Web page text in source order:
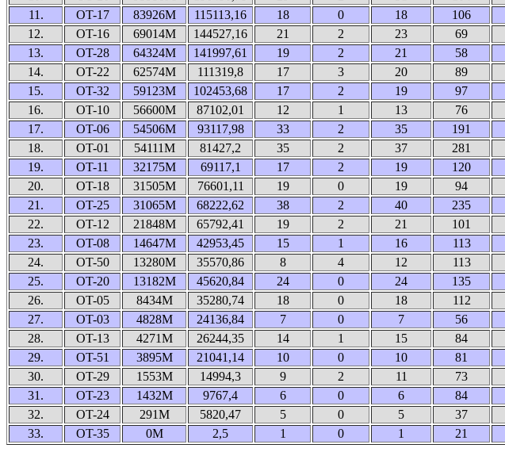
11.
OT-17 83926M 115113,16 18 0 18 106
12.
OT-16 69014M 144527,16 21 2 23 69
13.
OT-28 64324M 141997,61 19 2 21 58
14.
OT-22 62574M 111319,8 17 3 20 89
15.
OT-32 59123M 102453,68 17 2 19 97
16.
OT-10 56600M 87102,01 12 1 13 76
17.
OT-06 54506M 93117,98 33 2 35 191
18.
OT-01 54111M 81427,2 35 2 37 281
19.
OT-11 32175M 69117,1 17 2 19 120
20.
OT-18 31505M 76601,11 19 0 19 94
21.
OT-25 31065M 68222,62 38 2 40 235
22.
OT-12 21848M 65792,41 19 2 21 101
23.
OT-08 14647M 42953,45 15 1 16 113
24.
OT-50 13280M 35570,86 8 4 12 113
25.
OT-20 13182M 45620,84 24 0 24 135
26.
OT-05 8434M 35280,74 18 0 18 112
27.
OT-03 4828M 24136,84 7 0 7 56
28.
OT-13 4271M 26244,35 14 1 15 84
29.
OT-51 3895M 21041,14 10 0 10 81
30.
OT-29 1553M 14994,3 9 2 11 73
31.
OT-23 1432M 9767,4 6 0 6 84
32.
OT-24 291M 5820,47 5 0 5 37
33.
OT-35 0M 2,5 1 0 1 21